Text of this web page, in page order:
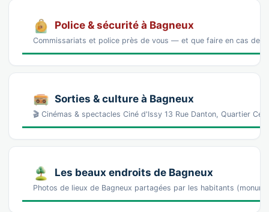
Police & sécurité à Bagneux
Commissariats et police près de vous — et que faire en cas de
Sorties & culture à Bagneux
🎬 Cinémas & spectacles Ciné d'Issy 13 Rue Danton, Quartier
Les beaux endroits de Bagneux
Photos de lieux de Bagneux partagées par les habitants